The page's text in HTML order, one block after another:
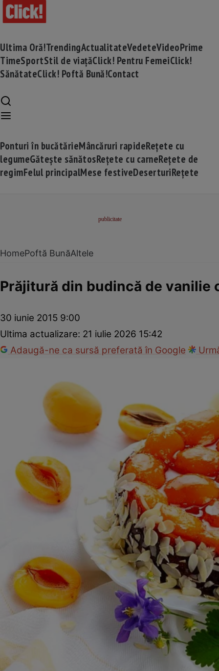
Ultima Oră!TrendingActualitateVedeteVideoPrime
TimeSportStil de viațăClick! Pentru FemeiClick!
SănătateClick! Poftă Bună!Contact
Ponturi în bucătărieMâncăruri rapideRețete cu
legumeGătește sănătosRețete cu carneRețete de
regimFelul principalMese festiveDeserturiRețete
HomePoftă BunăAltele
Prăjitură din budincă de vanilie
30 iunie 2015 9:00
Ultima actualizare: 21 iulie 2026 15:42
Adaugă-ne ca sursă preferată în Google